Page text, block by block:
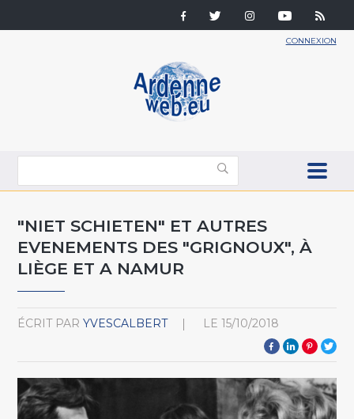
CONNEXION
"NIET SCHIETEN" ET AUTRES
EVENEMENTS DES "GRIGNOUX", À
LIÈGE ET A NAMUR
ÉCRIT PAR YVESCALBERT LE 15/10/2018